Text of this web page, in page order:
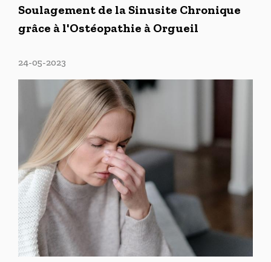
Soulagement de la Sinusite Chronique
grâce à l'Ostéopathie à Orgueil
24-05-2023